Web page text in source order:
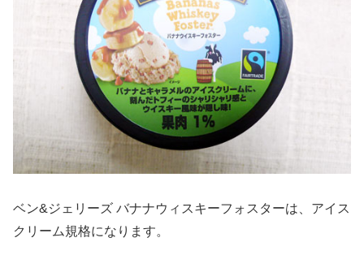
ベン&ジェリーズ バナナウィスキーフォスターは、アイス
クリーム規格になります。